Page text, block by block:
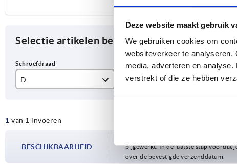
Deze website maakt gebruik
We gebruiken cookies om
websiteverkeer te analyseren.
media, adverteren en
verstrekt of die ze hebben
Selectie artikelen begrenzen
D Vorm
1 van 1 invoeren
BESCHIKBAARHEID
bijgewerkt. In de laatste stap voordat
over de bevestigde verzenddatum.